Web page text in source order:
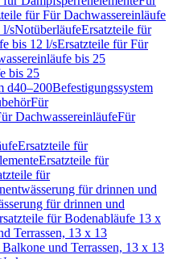
für Für Dachwassereinläufe
l/sNotüberläufeErsatzteile für
bis 12 l/sErsatzteile für Für
bis 25
bis 25
d40–200Befestigungssystem
Für
DachwassereinläufeFür
Ersatzteile für
Ersatzteile für
für
für drinnen und
für drinnen und
für Bodenabläufe 13 x
Terrassen, 13 x 13
und Terrassen, 13 x 13